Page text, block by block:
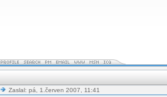
Zaslal: pá, 1.červen 2007, 11:41